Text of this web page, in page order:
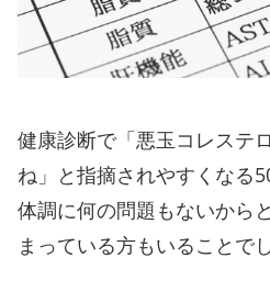
健康診断で「悪玉コレステ
ね」と指摘されやすくなる
体調に何の問題もないから
まっている方もいることでし